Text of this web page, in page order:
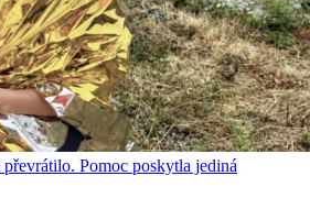
Pomoc poskytla jediná